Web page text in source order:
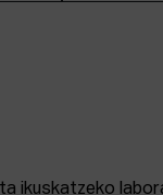
ikuskatzeko